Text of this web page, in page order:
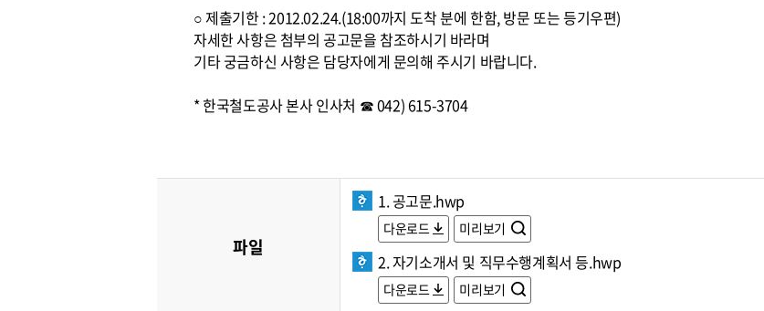
○ 제출기한 : 2012.02.24.(18:00까지 도착 분에 한함, 방문 또는 등기우편)
자세한 사항은 첨부의 공고문을 참조하시기 바라며
기타 궁금하신 사항은 담당자에게 문의해 주시기 바랍니다.
* 한국철도공사 본사 인사처 ☎ 042) 615-3704
파일
1. 공고문.hwp
다운로드 미리보기
2. 자기소개서 및 직무수행계획서 등.hwp
다운로드 미리보기